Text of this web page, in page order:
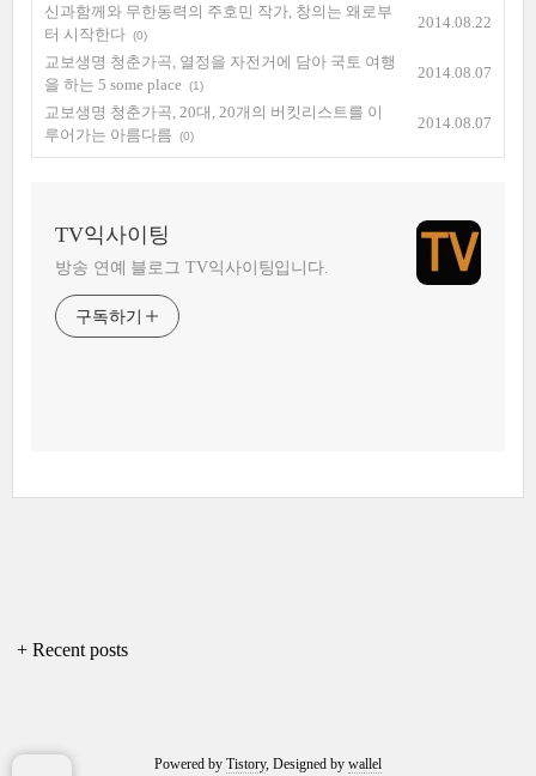
신과함께와 무한동력의 주호민 작가, 창의는 왜로부
터 시작한다 (0)
2014.08.22
교보생명 청춘가곡, 열정을 자전거에 담아 국토 여행
을 하는 5 some place
(1)
2014.08.07
교보생명 청춘가곡, 20대, 20개의 버킷리스트를 이
루어가는 아름다름
(0)
2014.08.07
TV익사이팅
방송 연예 블로그 TV익사이팅입니다.
구독하기
+ Recent posts
Powered by Tistory, Designed by wallel